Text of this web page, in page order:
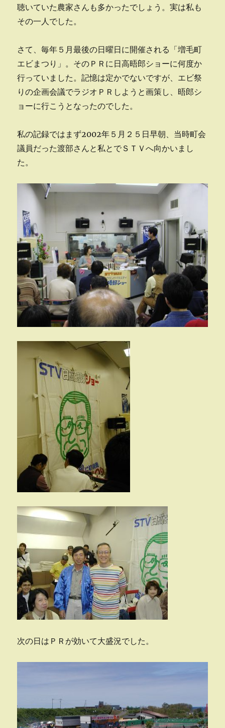
席
聴いていた農家さんも多かったでしょう。実は私も
その一人でした。
さて、毎年５月最後の日曜日に開催される「増毛町
エビまつり」。そのＰＲに日高晤郎ショーに何度か
行っていました。記憶は定かでないですが、エビ祭
りの企画会議でラジオＰＲしようと画策し、晤郎シ
ョーに行こうとなったのでした。
私の記録ではまず2002年５月２５日早朝、当時町会
議員だった渡部さんと私とでＳＴＶへ向かいまし
た。
次の日はＰＲが効いて大盛況でした。